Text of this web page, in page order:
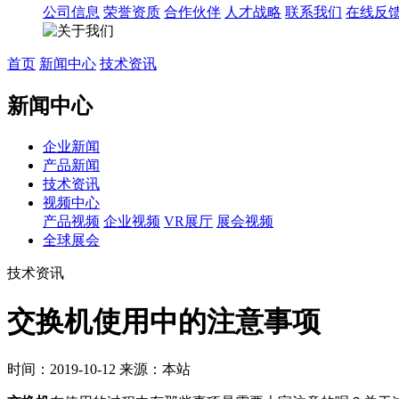
公司信息 荣誉资质 合作伙伴 人才战略 联系我们 在线反
首页 新闻中心 技术资讯
新闻中心
企业新闻
产品新闻
技术资讯
视频中心
产品视频 企业视频 VR展厅 展会视频
全球展会
技术资讯
交换机使用中的注意事项
时间：2019-10-12 来源：本站